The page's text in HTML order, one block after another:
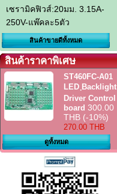
เซรามิคฟิวส์:20มม. 3.15A-
250V-แพ๊คละ5ตัว
สินค้าขายดีทั้งหมด
สินค้าราคาพิเศษ
ST460FC-A01
LED ฺBacklight
Driver Control
board 300.00
THB (-10%)
270.00 THB
ดูทั้งหมด